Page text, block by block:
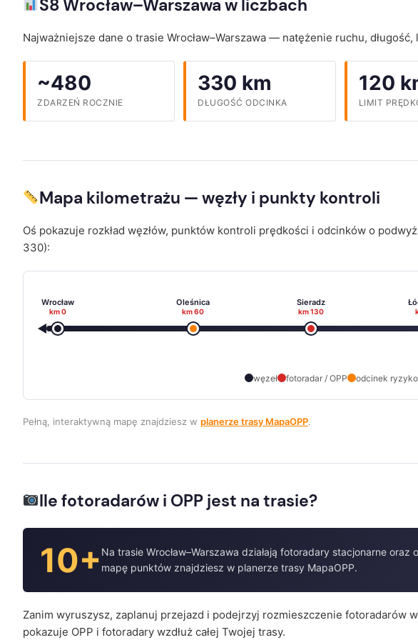
S8 Wrocław–Warszawa w liczbach
Najważniejsze dane o trasie Wrocław–Warszawa — natężenie ruchu,
~480
ZDARZEŃ ROCZNIE
330 km
DŁUGOŚĆ ODCINKA
120
LIMIT
Mapa kilometrażu — węzły i punkty kontroli
Oś pokazuje rozkład węzłów, punktów kontroli prędkości i odcinków o
330):
Wrocław
km 0
Oleśnica
km 60
Sieradz
km 130
węzeł fotoradar / OPP odcinek
Pełną, interaktywną mapę znajdziesz w planerze trasy MapaOPP.
Ile fotoradarów i OPP jest na trasie?
10+ Na trasie Wrocław–Warszawa działają fotoradary stacjonarne oraz
mapę punktów znajdziesz w planerze trasy MapaOPP.
Zanim wyruszysz, zaplanuj przejazd i podejrzyj rozmieszczenie fotoradarów w
pokazuje OPP i fotoradary wzdłuż całej Twojej trasy.